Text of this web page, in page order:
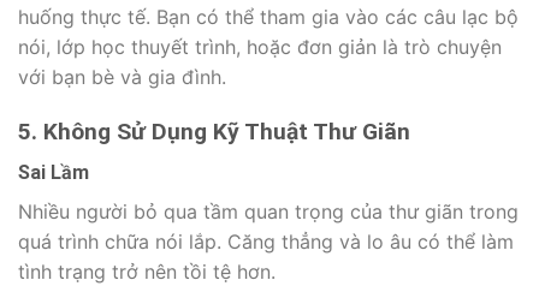
huống thực tế. Bạn có thể tham gia vào các câu lạc bộ
nói, lớp học thuyết trình, hoặc đơn giản là trò chuyện
với bạn bè và gia đình.
5. Không Sử Dụng Kỹ Thuật Thư Giãn
Sai Lầm
Nhiều người bỏ qua tầm quan trọng của thư giãn trong
quá trình chữa nói lắp. Căng thẳng và lo âu có thể làm
tình trạng trở nên tồi tệ hơn.